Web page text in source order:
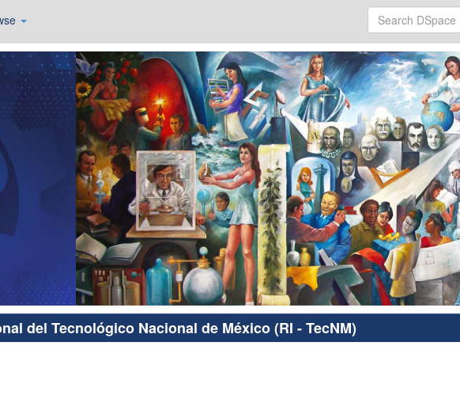
del Tecnológico Nacional de México (RI - TecNM)